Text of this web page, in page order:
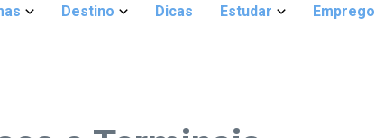
Destino Dicas Estudar Emprego